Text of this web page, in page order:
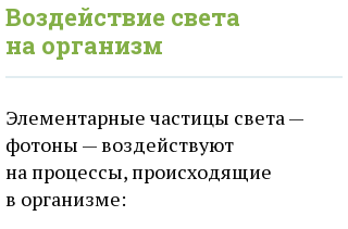
Воздействие света
на организм
Элементарные частицы света —
фотоны — воздействуют
на процессы, происходящие
в организме: